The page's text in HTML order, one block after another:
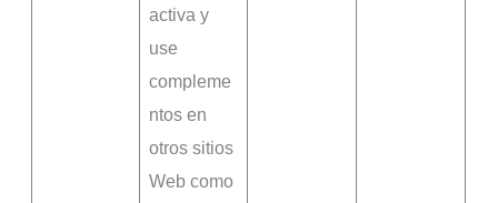
activa y
use
compleme
ntos en
otros sitios
Web como